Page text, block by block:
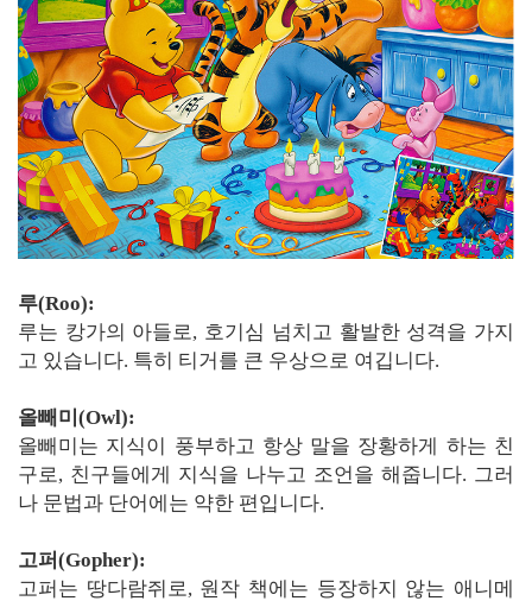
루(Roo):
루는 캉가의 아들로, 호기심 넘치고 활발한 성격을 가지
고 있습니다. 특히 티거를 큰 우상으로 여깁니다.
올빼미(Owl):
올빼미는 지식이 풍부하고 항상 말을 장황하게 하는 친
구로, 친구들에게 지식을 나누고 조언을 해줍니다. 그러
나 문법과 단어에는 약한 편입니다.
고퍼(Gopher):
고퍼는 땅다람쥐로, 원작 책에는 등장하지 않는 애니메